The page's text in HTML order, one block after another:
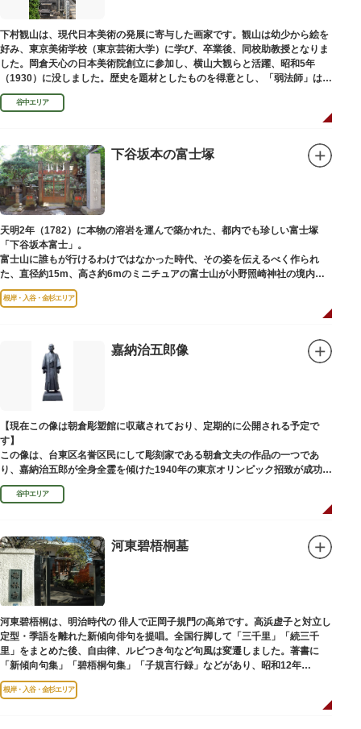
下村観山は、現代日本美術の発展に寄与した画家です。観山は幼少から絵を
好み、東京美術学校（東京芸術大学）に学び、卒業後、同校助教授となりま
した。岡倉天心の日本美術院創立に参加し、横山大観らと活躍、昭和5年
（1930）に没しました。歴史を題材としたものを得意とし、「弱法師」は代
表作です。お墓は安立寺（あんりゅうじ）にあります。
谷中エリア
下谷坂本の富士塚
天明2年（1782）に本物の溶岩を運んで築かれた、都内でも珍しい富士塚
「下谷坂本富士」。
富士山に誰もが行けるわけではなかった時代、その姿を伝えるべく作られ
た、直径約15m、高さ約6mのミニチュアの富士山が小野照崎神社の境内に
あります。
一合目から順に十合目まで記されており、南無妙法と書かれた石碑や修験道
形民俗文化財に指定されています。
富士山に合わせて、お山開きが行われ、6月30日と1日には富士塚に登ること
ができます。
【Twitter】https://twitter.com/onoterupr
根岸・入谷・金杉エリア
嘉納治五郎像
【現在この像は朝倉彫塑館に収蔵されており、定期的に公開される予定で
す】
この像は、台東区名誉区民にして彫刻家である朝倉文夫の作品の一つであ
り、嘉納治五郎が全身全霊を傾けた1940年の東京オリンピック招致が成功
（のちに返上）した、1936年に制作されました。
朝倉文夫は、1907～1910年ころに嘉納と知り合ったと推察されます。その
後も縁があり、嘉納の人柄や骨格などを熟知していた朝倉は、嘉納の海外出
ポーズは、嘉納の柔道家としての「不動の姿勢」を意識したと思われます。
谷中エリア
河東碧梧桐墓
河東碧梧桐は、明治時代の 俳人で正岡子規門の高弟です。高浜虚子と対立し
定型・季語を離れた新傾向俳句を提唱。全国行脚して「三千里」「続三千
里」をまとめた後、自由律、ルビつき句など句風は変遷しました。著書に
「新傾向句集」「碧梧桐句集」「子規言行録」などがあり、昭和12年
（1937）に没し、お墓は梅林寺（ばいりんじ）にあります。
根岸・入谷・金杉エリア